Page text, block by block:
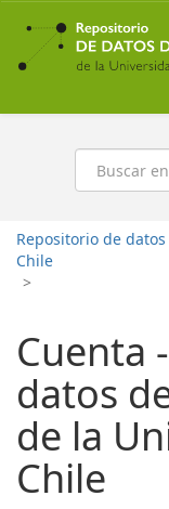
Ir
contenido
principal
Buscar
Repositorio de
Chile
>
Cuenta
datos
de la
Chile